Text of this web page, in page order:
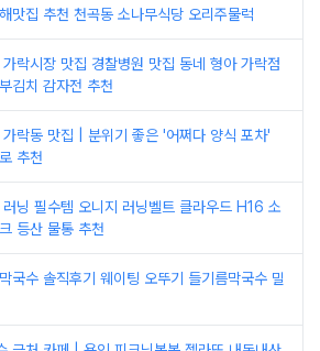
맛집 추천 천곡동 소나무식당 오리주물럭
락시장 맛집 경찰병원 맛집 동네 형아 가락점
김치 감자전 추천
락동 맛집 | 분위기 좋은 '어쩌다 양식 포차'
추천
러닝 필수템 오니지 러닝벨트 클라우드 H16 소
등산 물통 추천
국수 솔직후기 웨이팅 오뚜기 들기름막국수 밀